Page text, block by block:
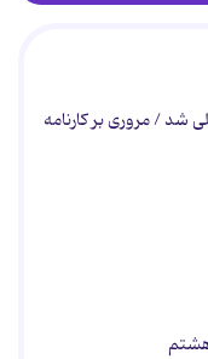
شد / مروری بر کارنامه
هشتم